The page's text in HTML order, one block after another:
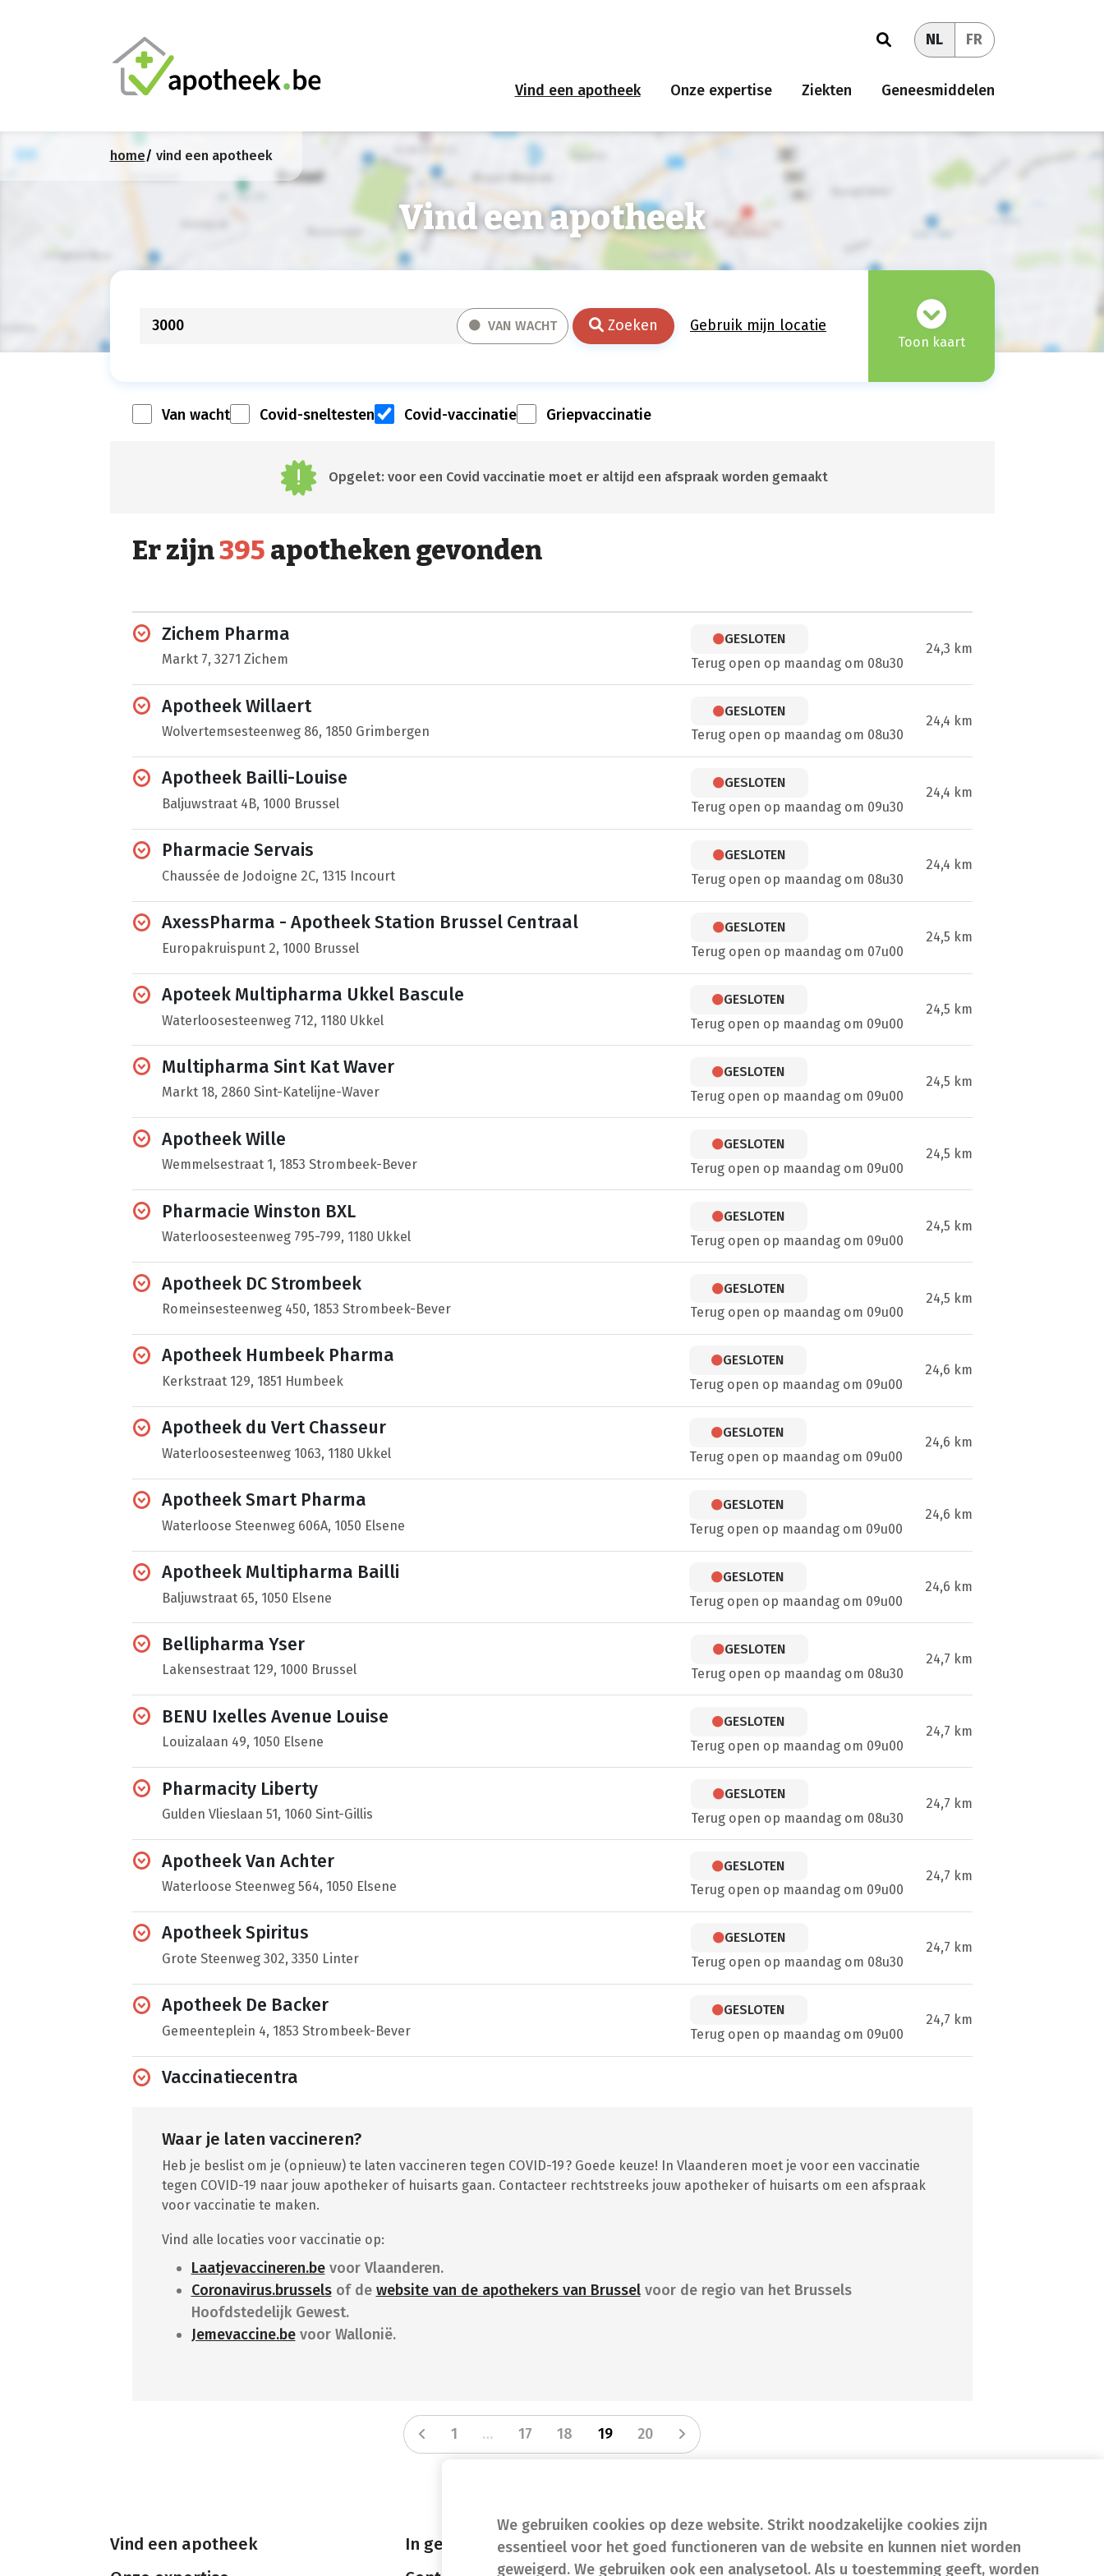
We gebruiken cookies op deze website. Strikt noodzakelijke cookies zijn
essentieel voor het goed functioneren van de website en kunnen niet worden
geweigerd. We gebruiken ook een analysetool. Als u toestemming geeft, worden
NL FR
Vind een apotheek Onze expertise Ziekten Geneesmiddelen
home vind een apotheek
Vind een apotheek
VAN WACHT Zoeken Gebruik mijn locatie
Toon kaart
Van wacht Covid-sneltesten Covid-vaccinatie Griepvaccinatie
Opgelet: voor een Covid vaccinatie moet er altijd een afspraak worden gemaakt
Er zijn395 apotheken gevonden
Zichem Pharma
Markt 7, 3271 Zichem
GESLOTEN
Terug open op maandag om 08u30
24,3 km
Apotheek Willaert
Wolvertemsesteenweg 86, 1850 Grimbergen
GESLOTEN
Terug open op maandag om 08u30
24,4 km
Apotheek Bailli-Louise
Baljuwstraat 4B, 1000 Brussel
GESLOTEN
Terug open op maandag om 09u30
24,4 km
Pharmacie Servais
Chaussée de Jodoigne 2C, 1315 Incourt
GESLOTEN
Terug open op maandag om 08u30
24,4 km
AxessPharma - Apotheek Station Brussel Centraal
Europakruispunt 2, 1000 Brussel
GESLOTEN
Terug open op maandag om 07u00
24,5 km
Apoteek Multipharma Ukkel Bascule
Waterloosesteenweg 712, 1180 Ukkel
GESLOTEN
Terug open op maandag om 09u00
24,5 km
Multipharma Sint Kat Waver
Markt 18, 2860 Sint-Katelijne-Waver
GESLOTEN
Terug open op maandag om 09u00
24,5 km
Apotheek Wille
Wemmelsestraat 1, 1853 Strombeek-Bever
GESLOTEN
Terug open op maandag om 09u00
24,5 km
Pharmacie Winston BXL
Waterloosesteenweg 795-799, 1180 Ukkel
GESLOTEN
Terug open op maandag om 09u00
24,5 km
Apotheek DC Strombeek
Romeinsesteenweg 450, 1853 Strombeek-Bever
GESLOTEN
Terug open op maandag om 09u00
24,5 km
Apotheek Humbeek Pharma
Kerkstraat 129, 1851 Humbeek
GESLOTEN
Terug open op maandag om 09u00
24,6 km
Apotheek du Vert Chasseur
Waterloosesteenweg 1063, 1180 Ukkel
GESLOTEN
Terug open op maandag om 09u00
24,6 km
Apotheek Smart Pharma
Waterloose Steenweg 606A, 1050 Elsene
GESLOTEN
Terug open op maandag om 09u00
24,6 km
Apotheek Multipharma Bailli
Baljuwstraat 65, 1050 Elsene
GESLOTEN
Terug open op maandag om 09u00
24,6 km
Bellipharma Yser
Lakensestraat 129, 1000 Brussel
GESLOTEN
Terug open op maandag om 08u30
24,7 km
BENU Ixelles Avenue Louise
Louizalaan 49, 1050 Elsene
GESLOTEN
Terug open op maandag om 09u00
24,7 km
Pharmacity Liberty
Gulden Vlieslaan 51, 1060 Sint-Gillis
GESLOTEN
Terug open op maandag om 08u30
24,7 km
Apotheek Van Achter
Waterloose Steenweg 564, 1050 Elsene
GESLOTEN
Terug open op maandag om 09u00
24,7 km
Apotheek Spiritus
Grote Steenweg 302, 3350 Linter
GESLOTEN
Terug open op maandag om 08u30
24,7 km
Apotheek De Backer
Gemeenteplein 4, 1853 Strombeek-Bever
GESLOTEN
Terug open op maandag om 09u00
24,7 km
Vaccinatiecentra
Waar je laten vaccineren?
Heb je beslist om je (opnieuw) te laten vaccineren tegen COVID-19 ? Goede keuze! In Vlaanderen moet je voor een vaccinatie
tegen COVID-19 naar jouw apotheker of huisarts gaan. Contacteer rechtstreeks jouw apotheker of huisarts om een afspraak
voor vaccinatie te maken.
Vind alle locaties voor vaccinatie op:
Laatjevaccineren.bevoor Vlaanderen.
Coronavirus.brusselsof de website van de apothekers van Brusselvoor de regio van het Brussels
Hoofdstedelijk Gewest.
Jemevaccine.bevoor Wallonië.
1 … 17 18 19 20
Vind een apotheek
In geval van nood